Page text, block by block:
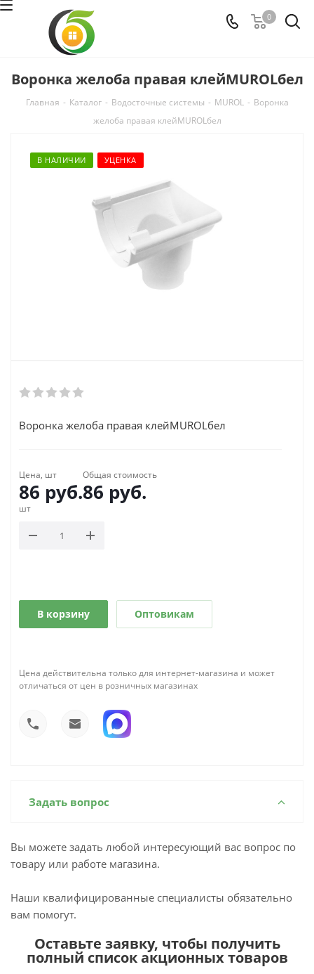
0
Воронка желоба правая клейMUROLбел
Главная - Каталог - Водосточные системы - MUROL - Воронка
желоба правая клейMUROLбел
В НАЛИЧИИ УЦЕНКА
Воронка желоба правая клейMUROLбел
Цена, шт
86 руб.
Общая стоимость
86 руб.
шт
В корзину Оптовикам
Цена действительна только для интернет-магазина и может
отличаться от цен в розничных магазинах
Задать вопрос
Вы можете задать любой интересующий вас вопрос по
товару или работе магазина.
Наши квалифицированные специалисты обязательно
вам помогут.
Оставьте заявку, чтобы получить
полный список акционных товаров